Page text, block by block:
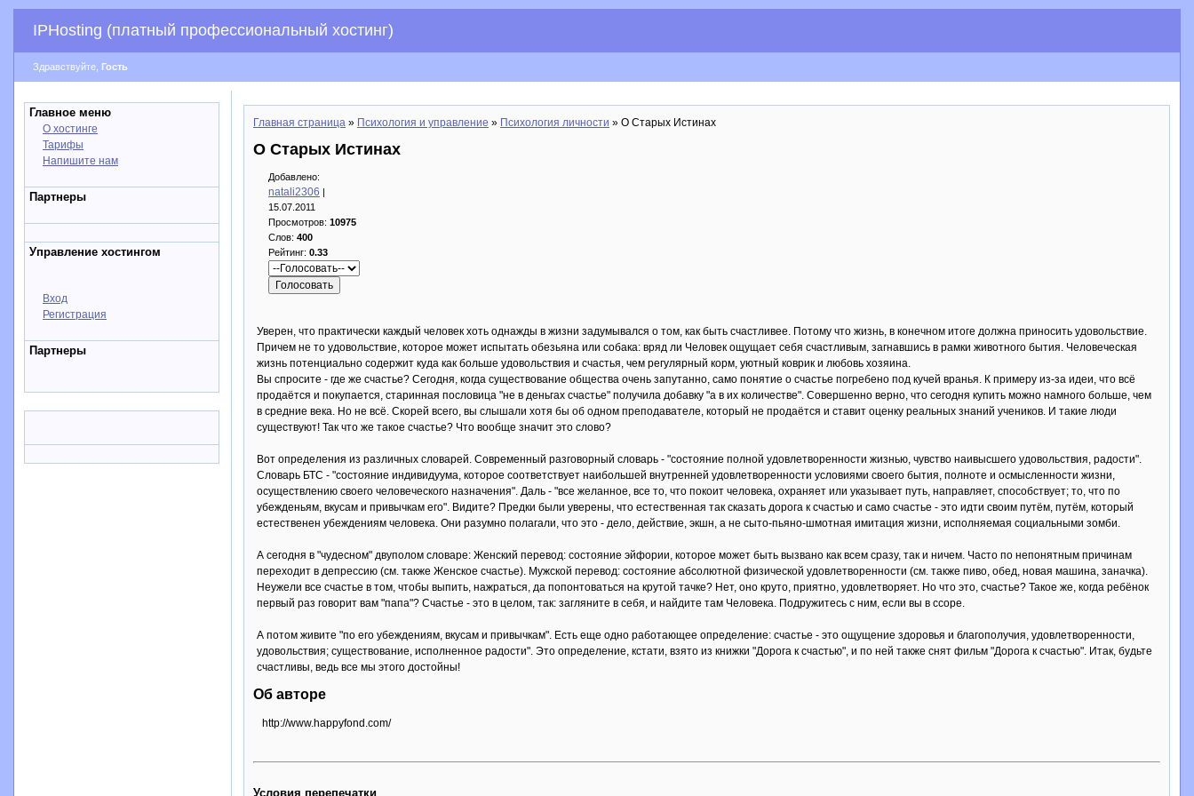
IPHosting (платный профессиональный хостинг)
Здравствуйте, Гость
Главное меню
О хостинге
Тарифы
Напишите нам
Партнеры
Управление хостингом
Вход
Регистрация
Партнеры
Главная страница » Психология и управление » Психология личности » О Старых Истинах
О Старых Истинах
Добавлено:
natali2306 |
15.07.2011
Просмотров: 10975
Слов: 400
Рейтинг: 0.33
Уверен, что практически каждый человек хоть однажды в жизни задумывался о том, как быть счастливее. Потому что жизнь, в конечном итоге должна приносить удовольствие.
Причем не то удовольствие, которое может испытать обезьяна или собака: вряд ли Человек ощущает себя счастливым, загнавшись в рамки животного бытия. Человеческая
жизнь потенциально содержит куда как больше удовольствия и счастья, чем регулярный корм, уютный коврик и любовь хозяина.
Вы спросите - где же счастье? Сегодня, когда существование общества очень запутанно, само понятие о счастье погребено под кучей вранья. К примеру из-за идеи, что всё
продаётся и покупается, старинная пословица "не в деньгах счастье" получила добавку "а в их количестве". Совершенно верно, что сегодня купить можно намного больше, чем
в средние века. Но не всё. Скорей всего, вы слышали хотя бы об одном преподавателе, который не продаётся и ставит оценку реальных знаний учеников. И такие люди
существуют! Так что же такое счастье? Что вообще значит это слово?
Вот определения из различных словарей. Современный разговорный словарь - "состояние полной удовлетворенности жизнью, чувство наивысшего удовольствия, радости".
Словарь БТС - "состояние индивидуума, которое соответствует наибольшей внутренней удовлетворенности условиями своего бытия, полноте и осмысленности жизни,
осуществлению своего человеческого назначения". Даль - "все желанное, все то, что покоит человека, охраняет или указывает путь, направляет, способствует; то, что по
убежденьям, вкусам и привычкам его". Видите? Предки были уверены, что естественная так сказать дорога к счастью и само счастье - это идти своим путём, путём, который
естественен убеждениям человека. Они разумно полагали, что это - дело, действие, экшн, а не сыто-пьяно-шмотная имитация жизни, исполняемая социальными зомби.
А сегодня в "чудесном" двуполом словаре: Женский перевод: состояние эйфории, которое может быть вызвано как всем сразу, так и ничем. Часто по непонятным причинам
переходит в депрессию (см. также Женское счастье). Мужской перевод: состояние абсолютной физической удовлетворенности (см. также пиво, обед, новая машина, заначка).
Неужели все счастье в том, чтобы выпить, нажраться, да попонтоваться на крутой тачке? Нет, оно круто, приятно, удовлетворяет. Но что это, счастье? Такое же, когда ребёнок
первый раз говорит вам "папа"? Счастье - это в целом, так: загляните в себя, и найдите там Человека. Подружитесь с ним, если вы в ссоре.
А потом живите "по его убеждениям, вкусам и привычкам". Есть еще одно работающее определение: счастье - это ощущение здоровья и благополучия, удовлетворенности,
удовольствия; существование, исполненное радости". Это определение, кстати, взято из книжки "Дорога к счастью", и по ней также снят фильм "Дорога к счастью". Итак, будьте
счастливы, ведь все мы этого достойны!
Об авторе
http://www.happyfond.com/
Условия перепечатки